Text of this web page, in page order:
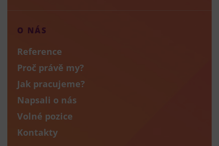
O NÁS
Reference
Proč právě my?
Jak pracujeme?
Napsali o nás
Volné pozice
Kontakty